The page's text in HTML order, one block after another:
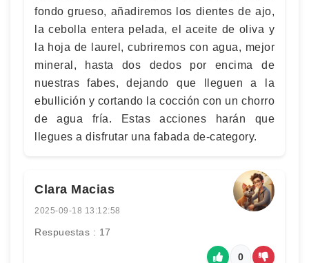
fondo grueso, añadiremos los dientes de ajo,
la cebolla entera pelada, el aceite de oliva y
la hoja de laurel, cubriremos con agua, mejor
mineral, hasta dos dedos por encima de
nuestras fabes, dejando que lleguen a la
ebullición y cortando la cocción con un chorro
de agua fría. Estas acciones harán que
llegues a disfrutar una fabada de-category.
Clara Macias
2025-09-18 13:12:58
Respuestas : 17
0